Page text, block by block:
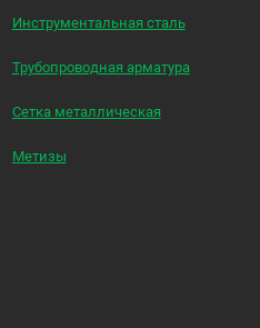
Инструментальная сталь
Трубопроводная арматура
Сетка металлическая
Метизы